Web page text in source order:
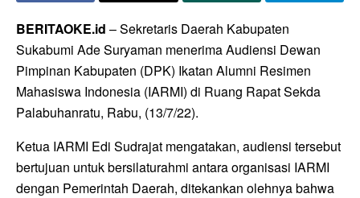
BERITAOKE.id – Sekretaris Daerah Kabupaten
Sukabumi Ade Suryaman menerima Audiensi Dewan
Pimpinan Kabupaten (DPK) Ikatan Alumni Resimen
Mahasiswa Indonesia (IARMI) di Ruang Rapat Sekda
Palabuhanratu, Rabu, (13/7/22).
Ketua IARMI Edi Sudrajat mengatakan, audiensi tersebut
bertujuan untuk bersilaturahmi antara organisasi IARMI
dengan Pemerintah Daerah, ditekankan olehnya bahwa